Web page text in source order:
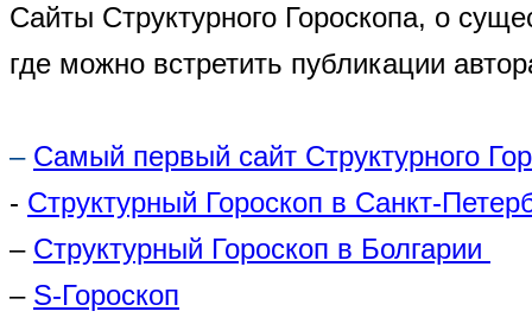
Сайты Структурного Гороскопа, о
где можно встретить публикации
– Самый первый сайт Структурного
- Структурный Гороскоп в Санкт-
– Структурный Гороскоп в Болгарии
– S-Гороскоп